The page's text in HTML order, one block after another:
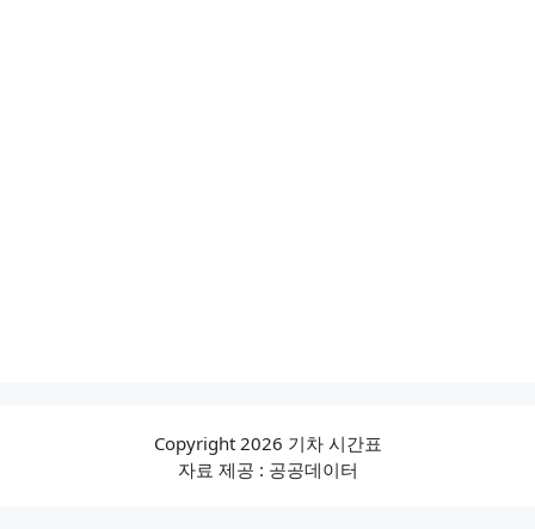
Copyright 2026 기차 시간표
자료 제공 : 공공데이터